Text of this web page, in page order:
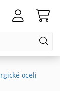
oceli